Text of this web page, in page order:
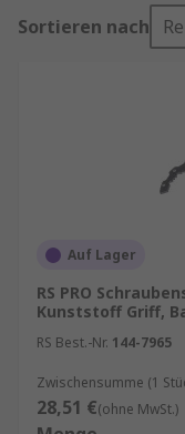
Sortieren nach
Auf Lager
RS PRO
Kunststoff Griff,
RS Best.-Nr. 144-7965
Zwischensumme (1
28,51 €(ohne MwSt.)